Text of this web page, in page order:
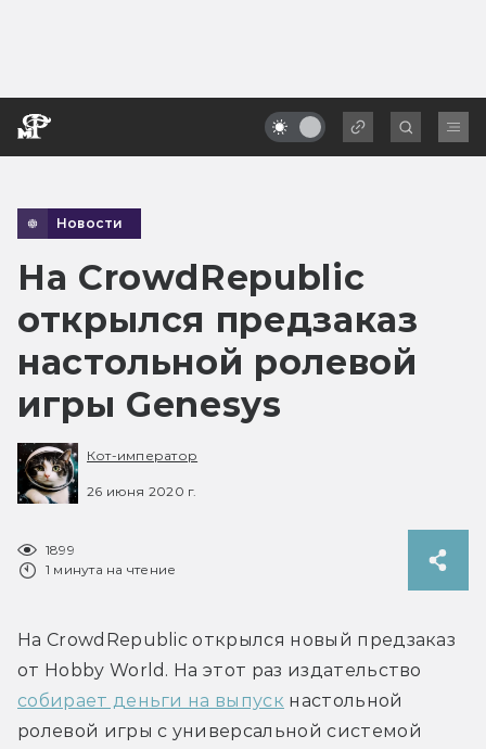
Новости
На CrowdRepublic
открылся предзаказ
настольной ролевой
игры Genesys
Кот-император
26 июня 2020 г.
1899
1 минута на чтение
На CrowdRepublic открылся новый предзаказ
собирает деньги на выпуск настольной
ролевой игры с универсальной системой